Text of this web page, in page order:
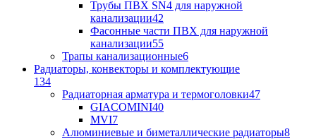
Трубы ПВХ SN4 для наружной
канализации42
Фасонные части ПВХ для наружной
канализации55
Трапы канализационные6
Радиаторы, конвекторы и комплектующие
134
Радиаторная арматура и термоголовки47
GIACOMINI40
MVI7
Алюминиевые и биметаллические радиаторы8